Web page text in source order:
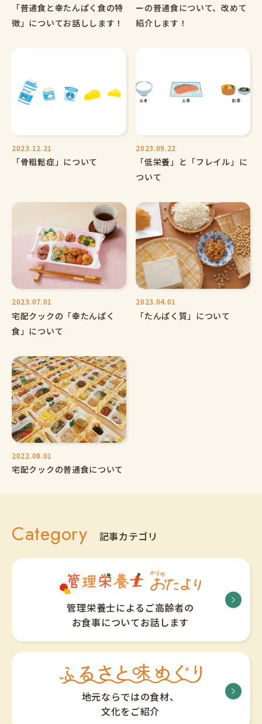
「普通食と幸たんぱく食の特
徴」についてお話しします！
ーの普通食について、改めて
紹介します！
2023.12.21
「骨粗鬆症」について
2023.09.22
「低栄養」と「フレイル」に
ついて
2023.07.01
宅配クックの「幸たんぱく
食」について
2023.04.01
「たんぱく質」について
2022.08.01
宅配クックの普通食について
Category 記事カテゴリ
管理栄養士によるご高齢者の
お食事についてお話します
地元ならではの食材、
文化をご紹介